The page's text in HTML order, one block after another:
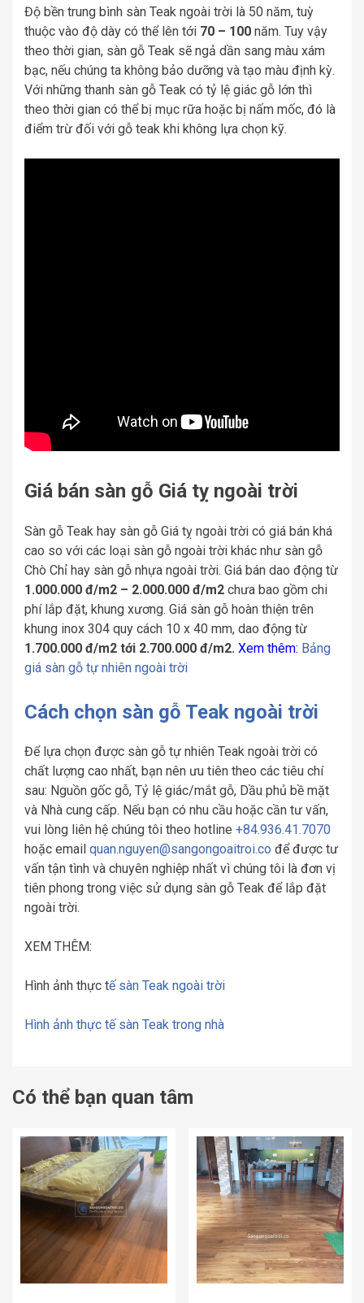
Độ bền trung bình sàn Teak ngoài trời là 50 năm, tuỳ
thuộc vào độ dày có thể lên tới 70 – 100 năm. Tuy vậy
theo thời gian, sàn gỗ Teak sẽ ngả dần sang màu xám
bạc, nếu chúng ta không bảo dưỡng và tạo màu định kỳ.
Với những thanh sàn gỗ Teak có tỷ lệ giác gỗ lớn thì
theo thời gian có thể bị mục rữa hoặc bị nấm mốc, đó là
điểm trừ đối với gỗ teak khi không lựa chọn kỹ.
Giá bán sàn gỗ Giá tỵ ngoài trời
Sàn gỗ Teak hay sàn gỗ Giá tỵ ngoài trời có giá bán khá
cao so với các loại sàn gỗ ngoài trời khác như sàn gỗ
Chò Chỉ hay sàn gỗ nhựa ngoài trời. Giá bán dao động từ
1.000.000 đ/m2 – 2.000.000 đ/m2 chưa bao gồm chi
phí lắp đặt, khung xương. Giá sàn gỗ hoàn thiện trên
khung inox 304 quy cách 10 x 40 mm, dao động từ
1.700.000 đ/m2 tới 2.700.000 đ/m2. Xem thêm: Bảng
giá sàn gỗ tự nhiên ngoài trời
Cách chọn sàn gỗ Teak ngoài trời
Để lựa chọn được sàn gỗ tự nhiên Teak ngoài trời có
chất lượng cao nhất, bạn nên ưu tiên theo các tiêu chí
sau: Nguồn gốc gỗ, Tỷ lệ giác/mắt gỗ, Dầu phủ bề mặt
và Nhà cung cấp. Nếu bạn có nhu cầu hoặc cần tư vấn,
vui lòng liên hệ chúng tôi theo hotline +84.936.41.7070
hoặc email quan.nguyen@sangongoaitroi.co để được tư
vấn tận tình và chuyên nghiệp nhất vì chúng tôi là đơn vị
tiên phong trong việc sử dụng sàn gỗ Teak để lắp đặt
ngoài trời.
XEM THÊM:
Hình ảnh thực tế sàn Teak ngoài trời
Hình ảnh thực tế sàn Teak trong nhà
Có thể bạn quan tâm